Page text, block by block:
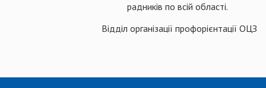
радників по всій області.
Відділ організації профорієнтації ОЦЗ